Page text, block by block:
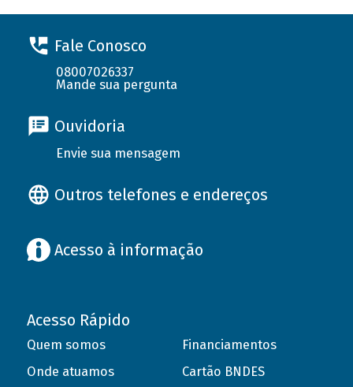
Fale Conosco
08007026337
Mande sua pergunta
Ouvidoria
Envie sua mensagem
Outros telefones e endereços
Acesso à informação
Acesso Rápido
Quem somos
Onde atuamos
Financiamentos
Cartão BNDES